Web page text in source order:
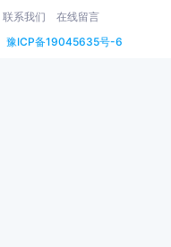
豫ICP备19045635号-6
联系我们 在线留言